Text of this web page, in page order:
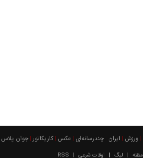
| ورزش | ايران | چندرسانه‌ای | عکس | كاريكاتور | جوان پلاس
مظنه | لیگ | اوقات شرعی |
RSS